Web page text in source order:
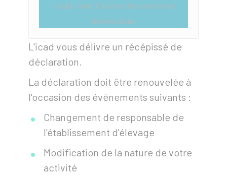
Icad - Identification des carnivores
domestiques
L'icad vous délivre un récépissé de
déclaration.
La déclaration doit être renouvelée à
l'occasion des événements suivants :
Changement de responsable de
l'établissement d'élevage
Modification de la nature de votre
activité